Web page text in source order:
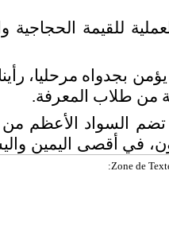
للقيمة الحجاجية
بجدواه مرحليا،
من طلاب المعرفة.
تضم السواد الأعظم
في أقصى اليمين